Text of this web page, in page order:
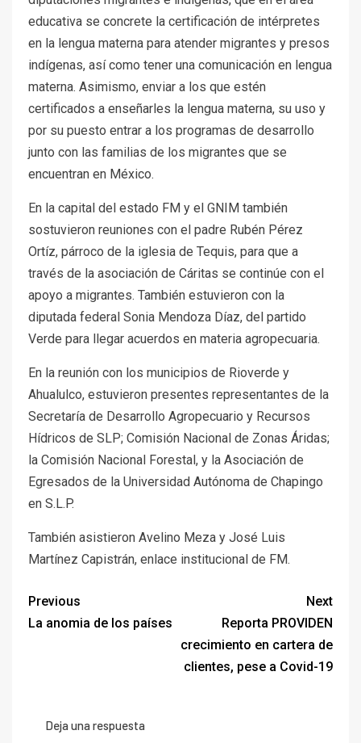
educativa se concrete la certificación de intérpretes
en la lengua materna para atender migrantes y presos
indígenas, así como tener una comunicación en lengua
materna. Asimismo, enviar a los que estén
certificados a enseñarles la lengua materna, su uso y
por su puesto entrar a los programas de desarrollo
junto con las familias de los migrantes que se
encuentran en México.
En la capital del estado FM y el GNIM también
sostuvieron reuniones con el padre Rubén Pérez
Ortíz, párroco de la iglesia de Tequis, para que a
través de la asociación de Cáritas se continúe con el
apoyo a migrantes. También estuvieron con la
diputada federal Sonia Mendoza Díaz, del partido
Verde para llegar acuerdos en materia agropecuaria.
En la reunión con los municipios de Rioverde y
Ahualulco, estuvieron presentes representantes de la
Secretaría de Desarrollo Agropecuario y Recursos
Hídricos de SLP; Comisión Nacional de Zonas Áridas;
la Comisión Nacional Forestal, y la Asociación de
Egresados de la Universidad Autónoma de Chapingo
en S.L.P.
También asistieron Avelino Meza y José Luis
Martínez Capistrán, enlace institucional de FM.
Previous
La anomia de los países
Next
Reporta PROVIDEN
crecimiento en cartera de
clientes, pese a Covid-19
Deja una respuesta